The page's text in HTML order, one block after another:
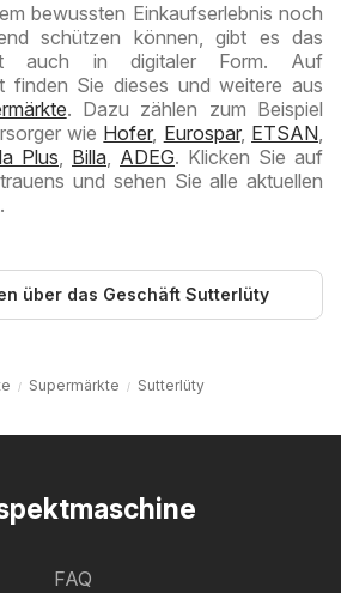
bewussten Einkaufserlebnis noch
schützen können, gibt es das
auch in digitaler Form. Auf
finden Sie dieses und weitere aus
. Dazu zählen zum Beispiel
wie Hofer, Eurospar, ETSAN,
Plus, Billa, ADEG. Klicken Sie auf
und sehen Sie alle aktuellen
über das Geschäft Sutterlüty
Supermärkte Sutterlüty
FAQ